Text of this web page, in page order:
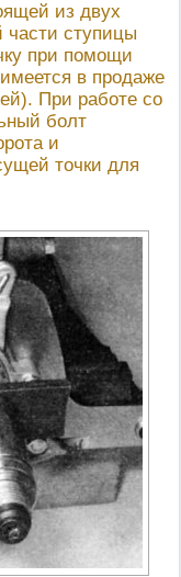
из двух
части ступицы
при помощи
в продаже
При работе со
болт
и
точки для